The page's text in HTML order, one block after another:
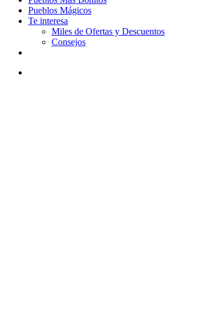
Pueblos Mágicos
Te interesa
Miles de Ofertas y Descuentos
Consejos